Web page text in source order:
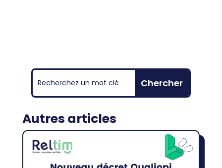
Autres articles